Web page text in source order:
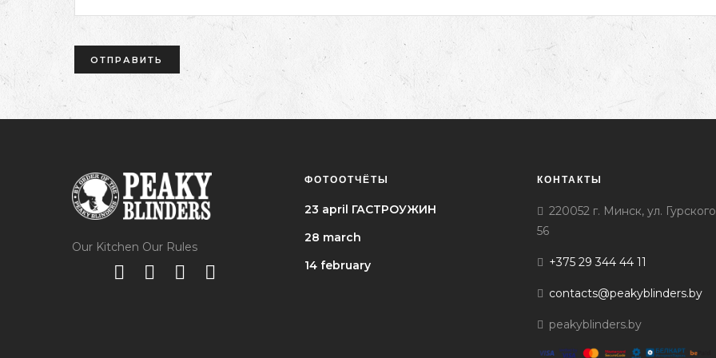
Our Kitchen Our Rules
ФОТООТЧЁТЫ
23 april ГАСТРОУЖИН
28 march
14 february
КОНТАКТЫ
220052 г. Минск, ул.
56
+375 29 344 44 11
contacts@peakyblinders.by
peakyblinders.by